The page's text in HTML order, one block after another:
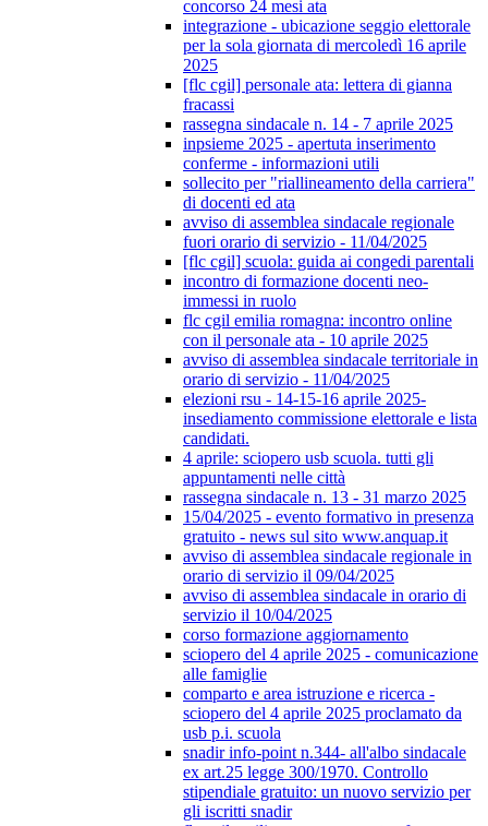
concorso 24 mesi ata
integrazione - ubicazione seggio elettorale
per la sola giornata di mercoledì 16 aprile
2025
[flc cgil] personale ata: lettera di gianna
fracassi
rassegna sindacale n. 14 - 7 aprile 2025
inpsieme 2025 - apertuta inserimento
conferme - informazioni utili
sollecito per "riallineamento della carriera"
di docenti ed ata
avviso di assemblea sindacale regionale
fuori orario di servizio - 11/04/2025
[flc cgil] scuola: guida ai congedi parentali
incontro di formazione docenti neo-
immessi in ruolo
flc cgil emilia romagna: incontro online
con il personale ata - 10 aprile 2025
avviso di assemblea sindacale territoriale in
orario di servizio - 11/04/2025
elezioni rsu - 14-15-16 aprile 2025-
insediamento commissione elettorale e lista
candidati.
4 aprile: sciopero usb scuola. tutti gli
appuntamenti nelle città
rassegna sindacale n. 13 - 31 marzo 2025
15/04/2025 - evento formativo in presenza
gratuito - news sul sito www.anquap.it
avviso di assemblea sindacale regionale in
orario di servizio il 09/04/2025
avviso di assemblea sindacale in orario di
servizio il 10/04/2025
corso formazione aggiornamento
sciopero del 4 aprile 2025 - comunicazione
alle famiglie
comparto e area istruzione e ricerca -
sciopero del 4 aprile 2025 proclamato da
usb p.i. scuola
snadir info-point n.344- all'albo sindacale
ex art.25 legge 300/1970. Controllo
stipendiale gratuito: un nuovo servizio per
gli iscritti snadir